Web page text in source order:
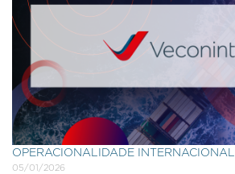
OPERACIONALIDADE INTERNACIONAL
05/01/2026